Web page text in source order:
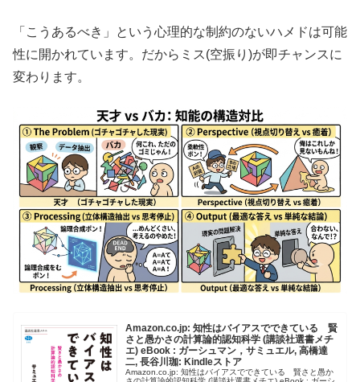
「こうあるべき」という心理的な制約のないハメドは可能
性に開かれています。だからミス(空振り)が即チャンスに
変わります。
Amazon.co.jp: 知性はバイアスでできている 賢
さと愚かさの計算論的認知科学 (講談社選書メチ
エ) eBook : ガーシュマン，サミュエル, 高橋達
二, 長谷川珈: Kindleストア
Amazon.co.jp: 知性はバイアスでできている 賢さと愚か